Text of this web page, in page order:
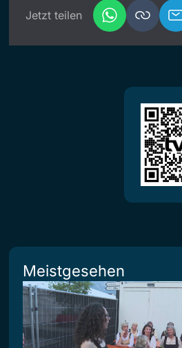
Jetzt teilen
Meistgesehen